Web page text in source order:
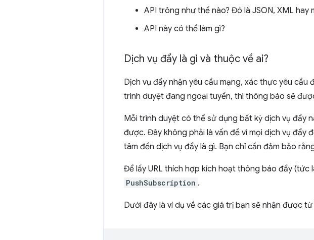
API trông như thế nào? Đó là JSON, XML hay
API này có thể làm gì?
Dịch vụ đẩy là gì và thuộc về ai?
Dịch vụ đẩy nhận yêu cầu mạng, xác thực yêu
trình duyệt đang ngoại tuyến, thì thông báo sẽ
Mỗi trình duyệt có thể sử dụng bất kỳ dịch vụ đẩy
được. Đây không phải là vấn đề vì mọi dịch vụ đẩy
tâm đến dịch vụ đẩy là gì. Bạn chỉ cần đảm bảo
Để lấy URL thích hợp kích hoạt thông báo đẩy (tức
PushSubscription .
Dưới đây là ví dụ về các giá trị bạn sẽ nhận được từ